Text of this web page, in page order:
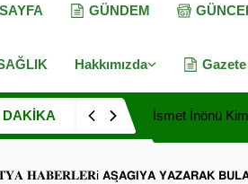
GÜNDEM
Hakkımızda
DAKİKA İsmet İnönü
𝐇𝐀𝐁𝐄𝐑𝐋𝐄𝐑i 𝗔𝗦̧𝗔𝗚̆𝗜𝗬𝗔 𝗬𝗔𝗭𝗔𝗥𝗔𝗞